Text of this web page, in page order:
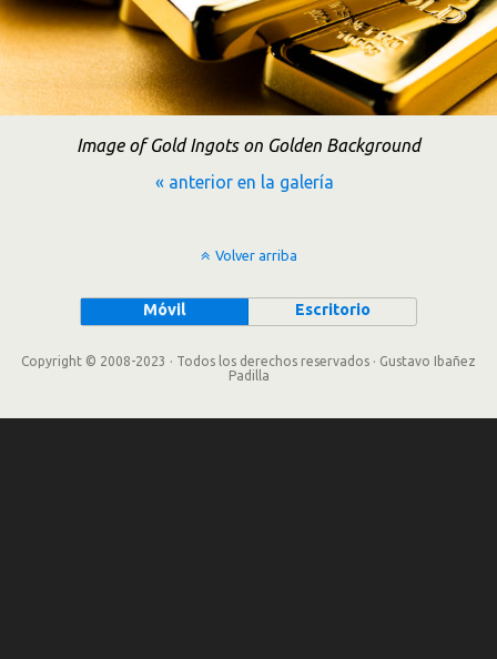
Image of Gold Ingots on Golden Background
« anterior en la galería
Volver arriba
Móvil Escritorio
Copyright © 2008-2023 · Todos los derechos reservados · Gustavo Ibañez
Padilla